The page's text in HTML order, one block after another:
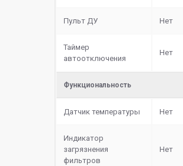
Пульт ДУ Нет
Таймер
автоотключения
Нет
Функциональность
Датчик температуры Нет
Индикатор
загрязнения
фильтров
Нет